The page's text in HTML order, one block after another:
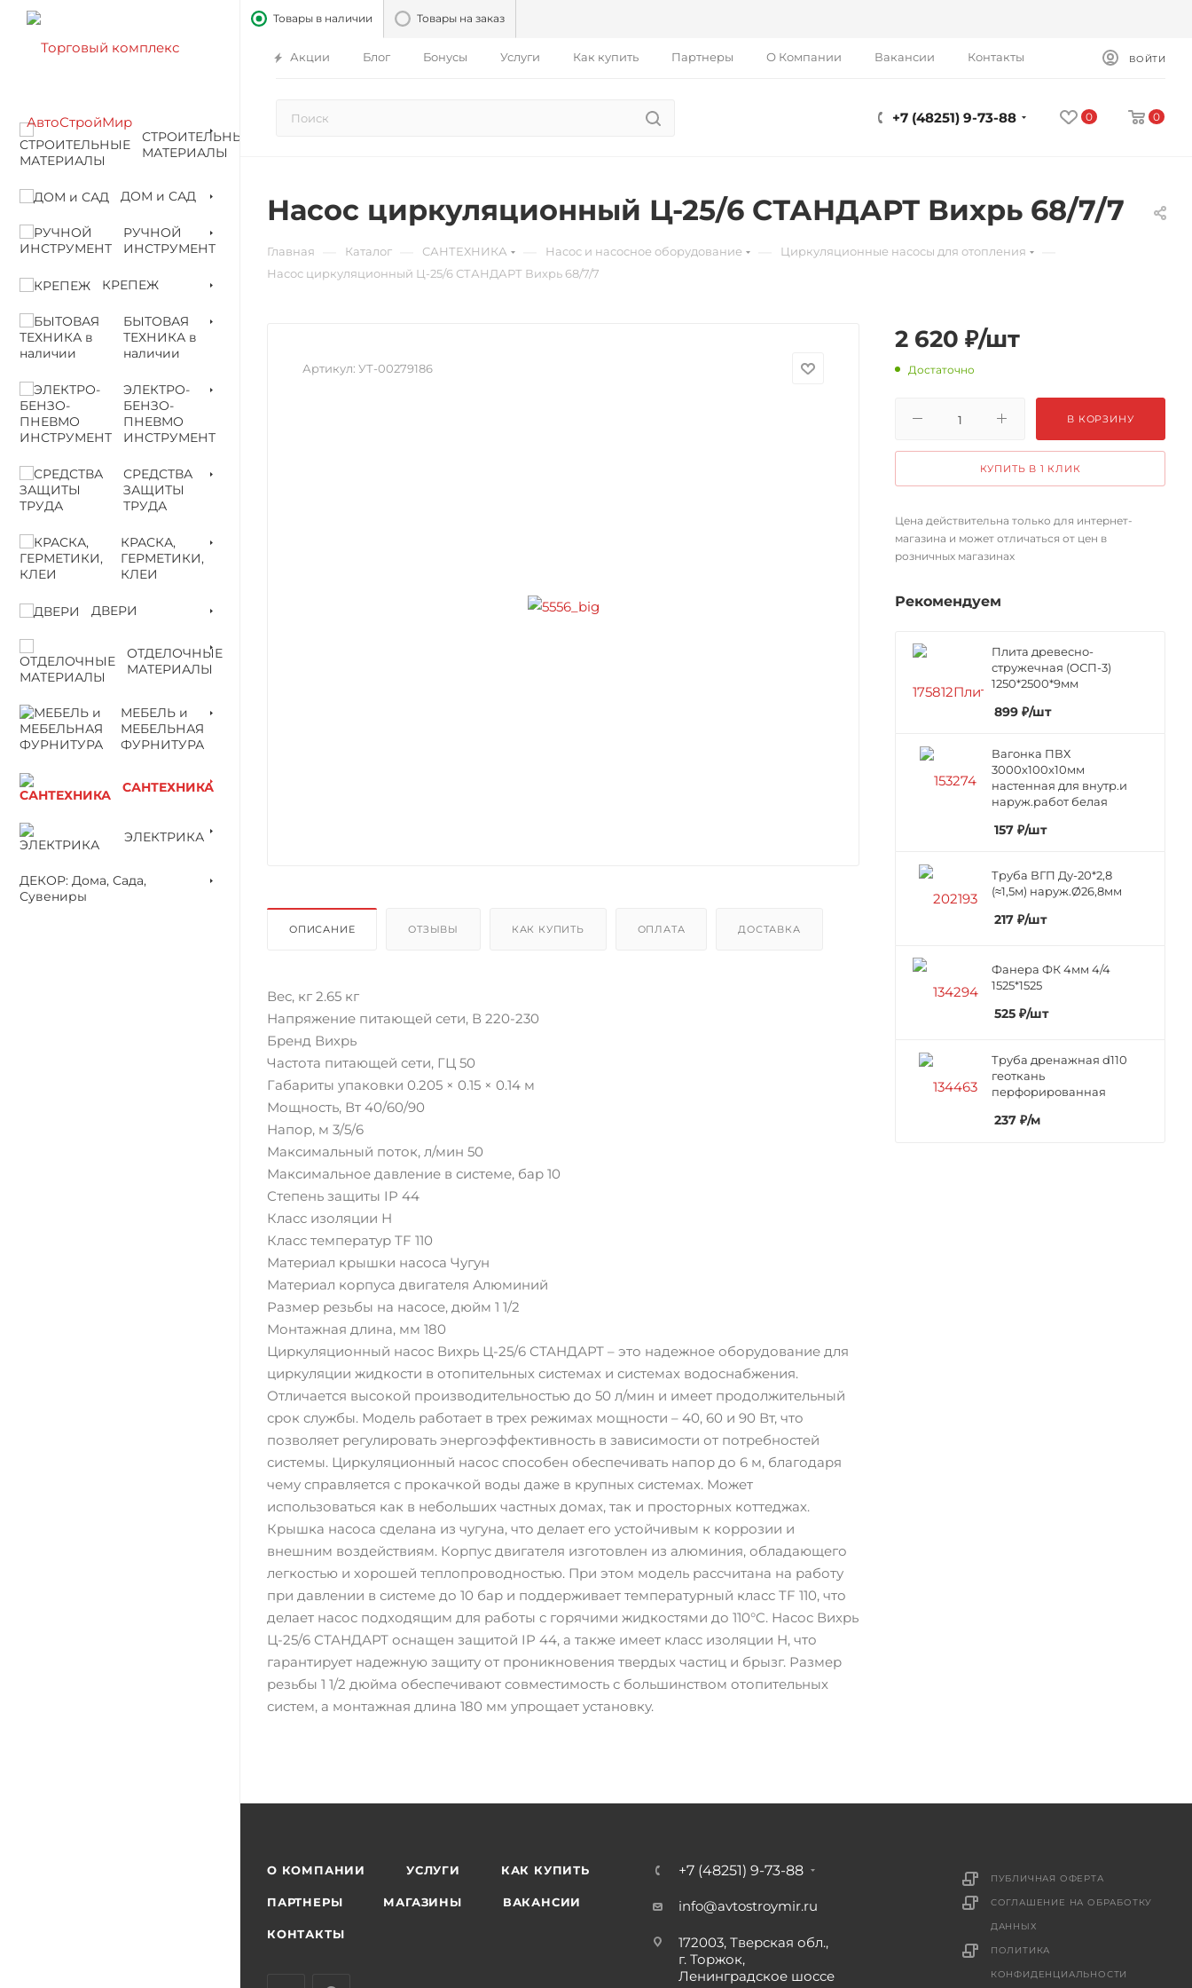
Товары в наличии Товары на заказ
Акции Блог Бонусы Услуги Как купить Партнеры О Компании Вакансии Контакты ВОЙТИ
0 0
+7 (48251) 9-73-88
СТРОИТЕЛЬНЫЕ
МАТЕРИАЛЫ
ДОМ и САД
РУЧНОЙ
ИНСТРУМЕНТ
КРЕПЕЖ
БЫТОВАЯ
ТЕХНИКА в
наличии
ЭЛЕКТРО-
БЕНЗО-
ПНЕВМО
ИНСТРУМЕНТ
СРЕДСТВА
ЗАЩИТЫ
ТРУДА
КРАСКА,
ГЕРМЕТИКИ,
КЛЕИ
ДВЕРИ
ОТДЕЛОЧНЫЕ
МАТЕРИАЛЫ
МЕБЕЛЬ и
МЕБЕЛЬНАЯ
ФУРНИТУРА
САНТЕХНИКА
ЭЛЕКТРИКА
ДЕКОР: Дома, Сада,
Сувениры
Насос циркуляционный Ц-25/6 СТАНДАРТ Вихрь 68/7/7
Главная Каталог САНТЕХНИКА Насос и насосное оборудование Циркуляционные насосы для отопления
Насос циркуляционный Ц-25/6 СТАНДАРТ Вихрь 68/7/7
Артикул: УТ-00279186
ОПИСАНИЕ ОТЗЫВЫ КАК КУПИТЬ ОПЛАТА ДОСТАВКА
Вес, кг 2.65 кг
Напряжение питающей сети, В 220-230
Бренд Вихрь
Частота питающей сети, ГЦ 50
Габариты упаковки 0.205 × 0.15 × 0.14 м
Мощность, Вт 40/60/90
Напор, м 3/5/6
Максимальный поток, л/мин 50
Максимальное давление в системе, бар 10
Степень защиты IP 44
Класс изоляции Н
Класс температур TF 110
Материал крышки насоса Чугун
Материал корпуса двигателя Алюминий
Размер резьбы на насосе, дюйм 1 1/2
Монтажная длина, мм 180
Циркуляционный насос Вихрь Ц-25/6 СТАНДАРТ – это надежное оборудование для
циркуляции жидкости в отопительных системах и системах водоснабжения.
Отличается высокой производительностью до 50 л/мин и имеет продолжительный
срок службы. Модель работает в трех режимах мощности – 40, 60 и 90 Вт, что
позволяет регулировать энергоэффективность в зависимости от потребностей
системы. Циркуляционный насос способен обеспечивать напор до 6 м, благодаря
чему справляется с прокачкой воды даже в крупных системах. Может
использоваться как в небольших частных домах, так и просторных коттеджах.
Крышка насоса сделана из чугуна, что делает его устойчивым к коррозии и
внешним воздействиям. Корпус двигателя изготовлен из алюминия, обладающего
легкостью и хорошей теплопроводностью. При этом модель рассчитана на работу
при давлении в системе до 10 бар и поддерживает температурный класс TF 110, что
делает насос подходящим для работы с горячими жидкостями до 110°C. Насос Вихрь
Ц-25/6 СТАНДАРТ оснащен защитой IP 44, а также имеет класс изоляции Н, что
гарантирует надежную защиту от проникновения твердых частиц и брызг. Размер
резьбы 1 1/2 дюйма обеспечивают совместимость с большинством отопительных
систем, а монтажная длина 180 мм упрощает установку.
2 620 ₽/шт
Достаточно
В КОРЗИНУ
КУПИТЬ В 1 КЛИК
Цена действительна только для интернет-
магазина и может отличаться от цен в
розничных магазинах
Рекомендуем
Плита древесно-
стружечная (ОСП-3)
1250*2500*9мм
899 ₽/шт
Вагонка ПВХ
3000х100х10мм
настенная для внутр.и
наруж.работ белая
157 ₽/шт
Труба ВГП Ду-20*2,8
(≈1,5м) наруж.Ø26,8мм
217 ₽/шт
Фанера ФК 4мм 4/4
1525*1525
525 ₽/шт
Труба дренажная d110
геоткань
перфорированная
237 ₽/м
О КОМПАНИИ УСЛУГИ КАК КУПИТЬ
ПАРТНЕРЫ МАГАЗИНЫ ВАКАНСИИ
КОНТАКТЫ
+7 (48251) 9-73-88
info@avtostroymir.ru
172003, Тверская обл.,
г. Торжок,
Ленинградское шоссе
ПУБЛИЧНАЯ ОФЕРТА
СОГЛАШЕНИЕ НА ОБРАБОТКУ
ДАННЫХ
ПОЛИТИКА
КОНФИДЕНЦИАЛЬНОСТИ